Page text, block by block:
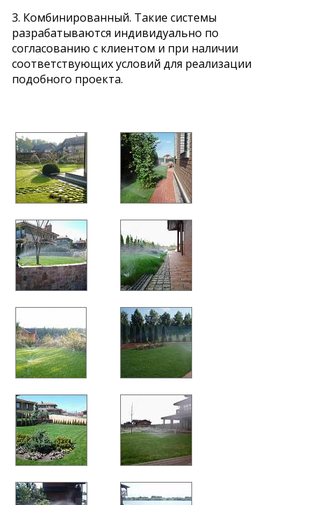
3. Комбинированный. Такие системы
разрабатываются индивидуально по
согласованию с клиентом и при наличии
соответствующих условий для реализации
подобного проекта.